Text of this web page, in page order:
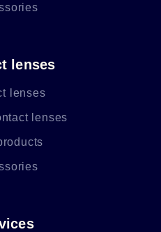
lenses
lenses
lenses